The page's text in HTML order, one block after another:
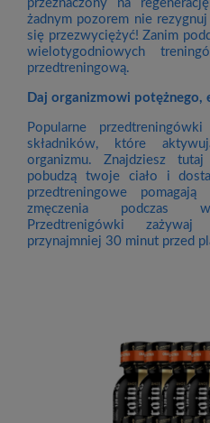
przeznaczony na
żadnym pozorem nie
się przezwyciężyć! Zanim
wielotygodniowych
przedtreningową.
Daj organizmowi potężnego,
Popularne
składników, które
organizmu. Znajdziesz
pobudzą twoje ciało i
przedtreningowe
zmęczenia podczas
Przedtrenigówki
przynajmniej 30 minut przed